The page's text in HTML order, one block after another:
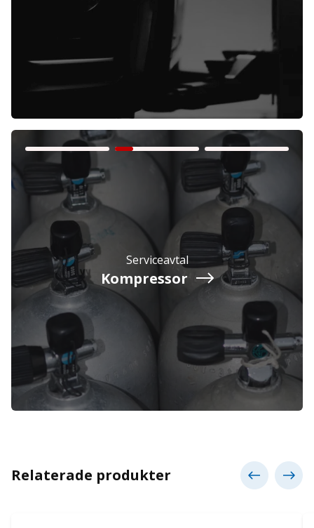
Företag Exkl. moms
Privatperson Inkl. moms
Serviceavtal
Kompressor
Relaterade produkter